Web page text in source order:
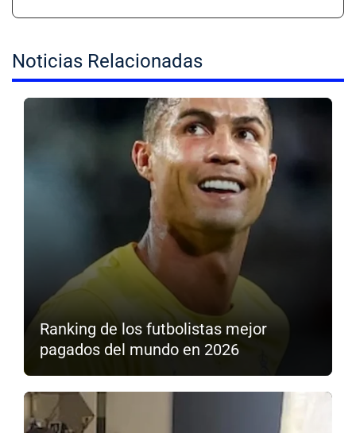
Noticias Relacionadas
Ranking de los futbolistas mejor
pagados del mundo en 2026